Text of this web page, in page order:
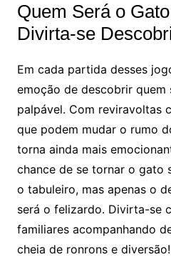
Quem Será o
Divirta-se
Em cada partida desses
emoção de descobrir
palpável. Com reviravoltas
que podem mudar o rumo
torna ainda mais
chance de se tornar o gato
o tabuleiro, mas apenas o
será o felizardo. Divirta-se
familiares acompanhando
cheia de ronrons e diversão!